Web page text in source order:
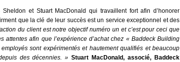
et Stuart MacDonald qui travaillent fort afin d’honorer
que la clé de leur succès est un service exceptionnel et des
du client est notre objectif numéro un et c’est pour ceci que
attentes afin que l’expérience d’achat chez « Baddeck Building
sont expérimentés et hautement qualifiés et beaucoup
des décennies. » Stuart MacDonald, associé, Baddeck